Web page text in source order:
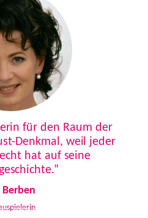
für den Raum der
Denkmal, weil jeder
hat auf seine
Berben